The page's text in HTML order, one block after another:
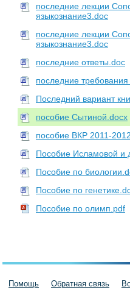
последние лекции
языкознание3.doc
последние лекции
языкознание3.doc
последние ответы.doc
последние
Последний вариант
пособие Сытиной.docx
пособие ВКР 2011-
Пособие Исламовой и
Пособие по
Пособие по
Пособие по олимп.pdf
Помощь Обратная связь